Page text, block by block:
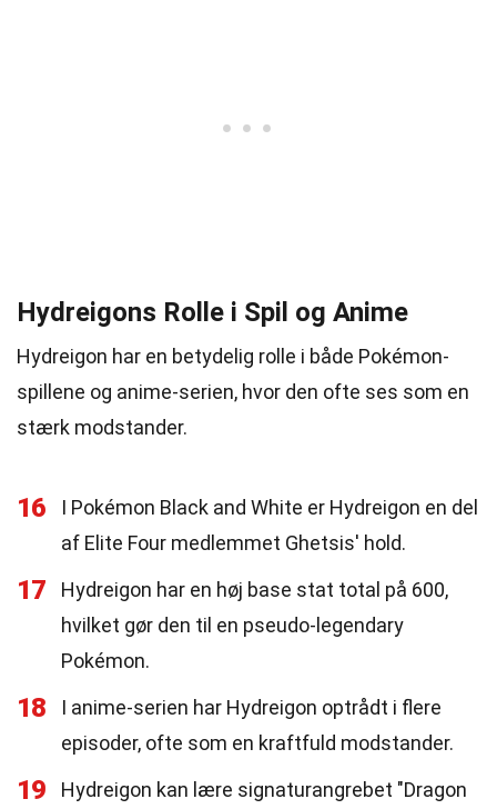
Hydreigons Rolle i Spil og Anime
Hydreigon har en betydelig rolle i både Pokémon-
spillene og anime-serien, hvor den ofte ses som en
stærk modstander.
16
I Pokémon Black and White er Hydreigon en del
af Elite Four medlemmet Ghetsis' hold.
17
Hydreigon har en høj base stat total på 600,
hvilket gør den til en pseudo-legendary
Pokémon.
18
I anime-serien har Hydreigon optrådt i flere
episoder, ofte som en kraftfuld modstander.
19
Hydreigon kan lære signaturangrebet "Dragon